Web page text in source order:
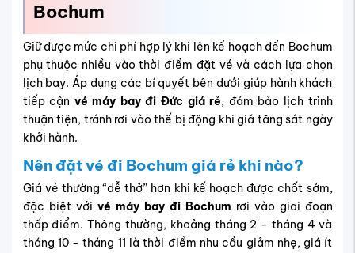
Bochum
Giữ được mức chi phí hợp lý khi lên kế hoạch đến Bochum
phụ thuộc nhiều vào thời điểm đặt vé và cách lựa chọn
lịch bay. Áp dụng các bí quyết bên dưới giúp hành khách
tiếp cận vé máy bay đi Đức giá rẻ, đảm bảo lịch trình
thuận tiện, tránh rơi vào thế bị động khi giá tăng sát ngày
khởi hành.
Nên đặt vé đi Bochum giá rẻ khi nào?
Giá vé thường “dễ thở” hơn khi kế hoạch được chốt sớm,
đặc biệt với vé máy bay đi Bochum rơi vào giai đoạn
thấp điểm. Thông thường, khoảng tháng 2 - tháng 4 và
tháng 10 - tháng 11 là thời điểm nhu cầu giảm nhẹ, giá ít